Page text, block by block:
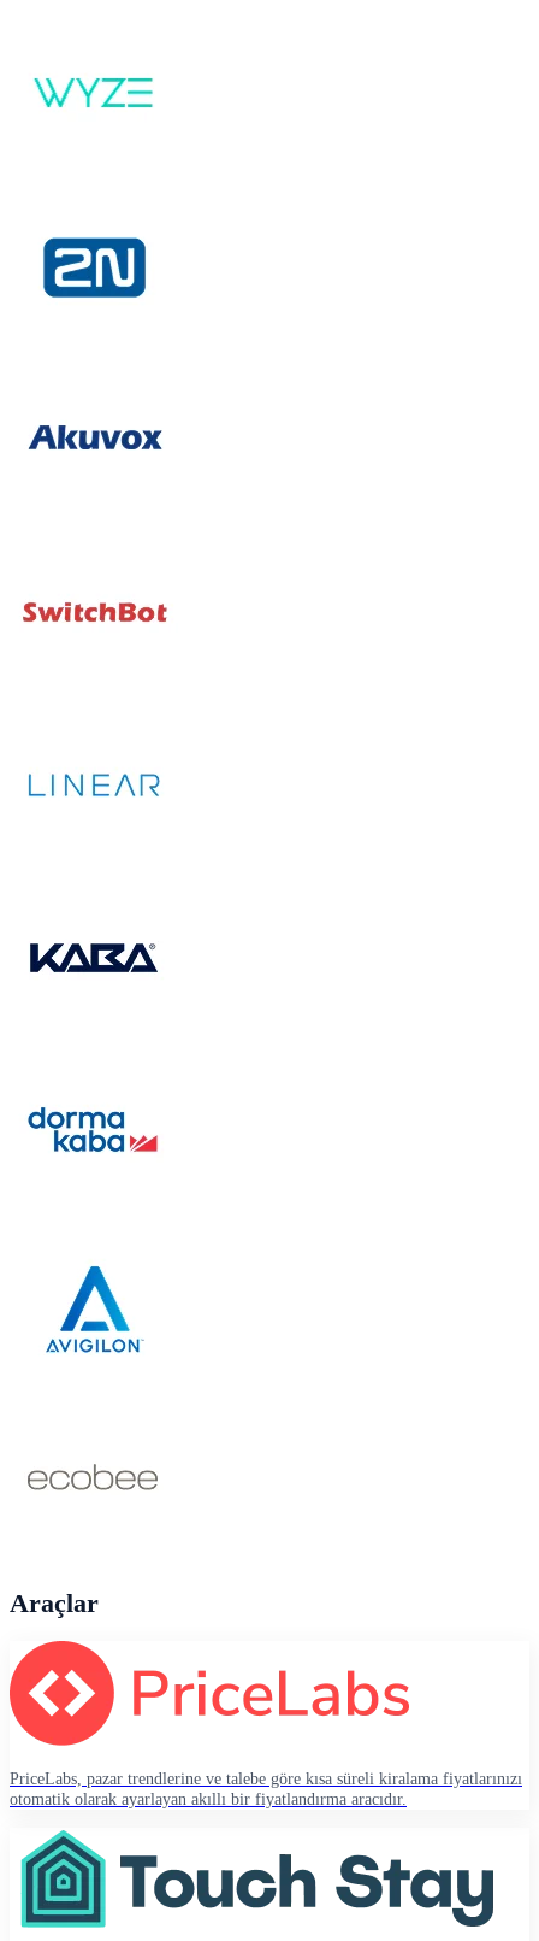
Araçlar
PriceLabs, pazar trendlerine ve talebe göre kısa süreli kiralama fiyatlarınızı
otomatik olarak ayarlayan akıllı bir fiyatlandırma aracıdır.